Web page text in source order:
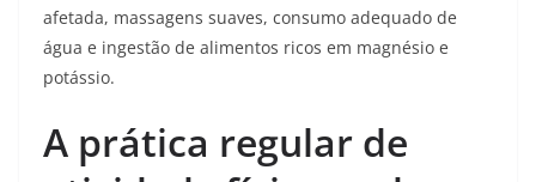
afetada, massagens suaves, consumo adequado de
água e ingestão de alimentos ricos em magnésio e
potássio.
A prática regular de